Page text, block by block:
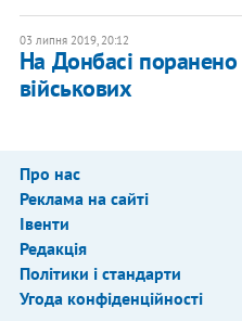
03 липня 2019, 20:12
На Донбасі
військових
Про нас
Реклама на сайті
Івенти
Редакція
Політики і стандарти
Угода конфіденційності